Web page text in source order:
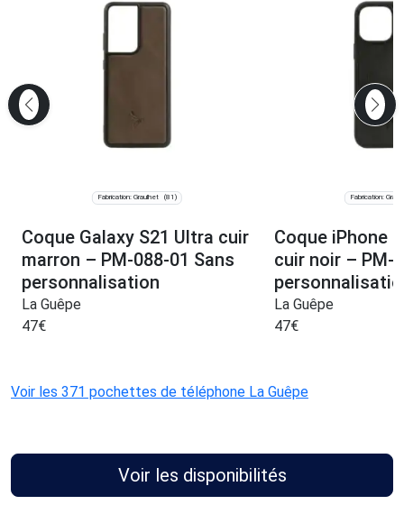
Fabrication: Graulhet (81)
Coque Galaxy S21 Ultra cuir
marron – PM-088-01 Sans
personnalisation
La Guêpe
47€
Fabrication:
Coque iPhone
cuir noir – PM-
La Guêpe
47€
Voir les 371 pochettes de téléphone La Guêpe
Voir les disponibilités